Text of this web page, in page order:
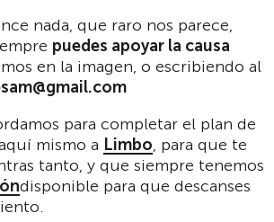
nada, que raro nos parece,
puedes apoyar la causa
en la imagen, o escribiendo al
para completar el plan de
mismo a Limbo, para que te
tanto, y que siempre tenemos
disponible para que descanses